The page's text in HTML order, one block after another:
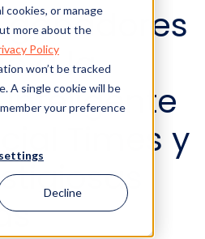
cookies, or manage
more about the
Policy
won’t be tracked
A single cookie will be
your preference
Decline
ganadores
a la
Inteligente
Times y